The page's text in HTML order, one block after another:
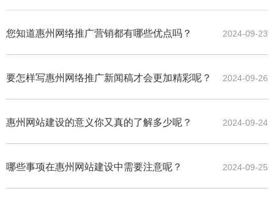
2024-09-23
您知道惠州网络推广营销都有哪些优点吗？
2024-09-26
要怎样写惠州网络推广新闻稿才会更加精彩呢？
2024-09-24
惠州网站建设的意义你又真的了解多少呢？
2024-09-25
哪些事项在惠州网站建设中需要注意呢？